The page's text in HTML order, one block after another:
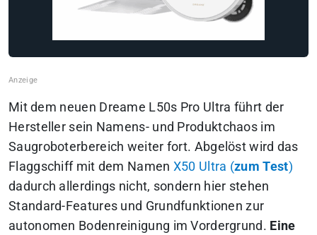
Mit dem neuen Dreame L50s Pro Ultra führt der
Hersteller sein Namens- und Produktchaos im
Saugroboterbereich weiter fort. Abgelöst wird das
Flaggschiff mit dem Namen X50 Ultra (zum Test)
dadurch allerdings nicht, sondern hier stehen
Standard-Features und Grundfunktionen zur
autonomen Bodenreinigung im Vordergrund. Eine